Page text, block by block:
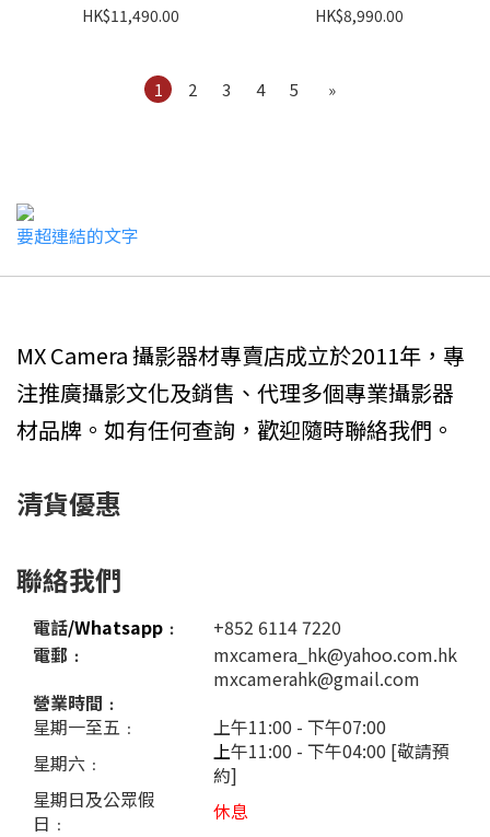
HK$11,490.00
HK$8,990.00
1 2 3 4 5 »
要超連結的文字
MX Camera 攝影器材專賣店成立於2011年，專
注推廣攝影文化及銷售、代理多個專業攝影器
材品牌。如有任何查詢，歡迎隨時聯絡我們。
清貨優惠
聯絡我們
電話/Whatsapp ﹕
+852 6114 7220
電郵﹕
mxcamera_hk@yahoo.com.hk
mxcamerahk@gmail.com
營業時間﹕
星期一至五﹕
上午11:00 - 下午07:00
星期六﹕
上午11:00 - 下午04:00 [敬請預
約]
星期日及公眾假
日﹕
休息